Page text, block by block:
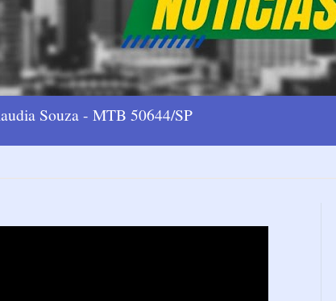
Souza - MTB 50644/SP